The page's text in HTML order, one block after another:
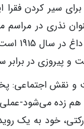
سیر کردن
نذری در مراسم
و پیروزی در
و نقش اجتماعی:
خود به یک